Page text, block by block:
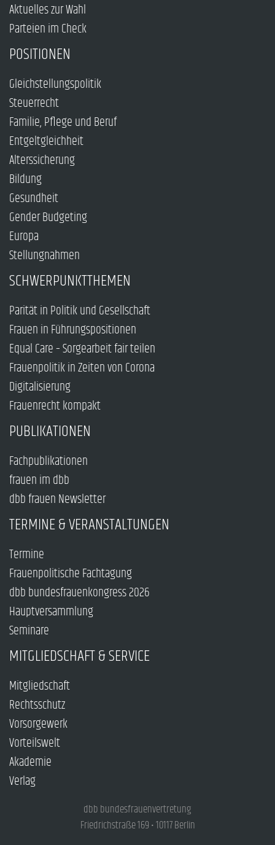
Aktuelles zur Wahl
Parteien im Check
POSITIONEN
Gleichstellungspolitik
Steuerrecht
Familie, Pflege und Beruf
Entgeltgleichheit
Alterssicherung
Bildung
Gesundheit
Gender Budgeting
Europa
Stellungnahmen
SCHWERPUNKTTHEMEN
Parität in Politik und Gesellschaft
Frauen in Führungspositionen
Equal Care – Sorgearbeit fair teilen
Frauenpolitik in Zeiten von Corona
Digitalisierung
Frauenrecht kompakt
PUBLIKATIONEN
Fachpublikationen
frauen im dbb
dbb frauen Newsletter
TERMINE & VERANSTALTUNGEN
Termine
Frauenpolitische Fachtagung
dbb bundesfrauenkongress 2026
Hauptversammlung
Seminare
MITGLIEDSCHAFT & SERVICE
Mitgliedschaft
Rechtsschutz
Vorsorgewerk
Vorteilswelt
Akademie
Verlag
dbb bundesfrauenvertretung
Friedrichstraße 169 • 10117 Berlin